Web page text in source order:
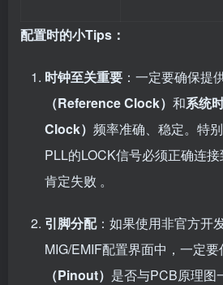
配置时的小Tips：
时钟至关重要 ：一定要确保提
（Reference Clock） 和系统
Clock） 频率准确、稳定。特
PLL的LOCK信号必须正确连
肯定失败 。
引脚分配：如果使用非官方开
MIG/EMIF配置界面中，一定
（Pinout） 是否与PCB原理图